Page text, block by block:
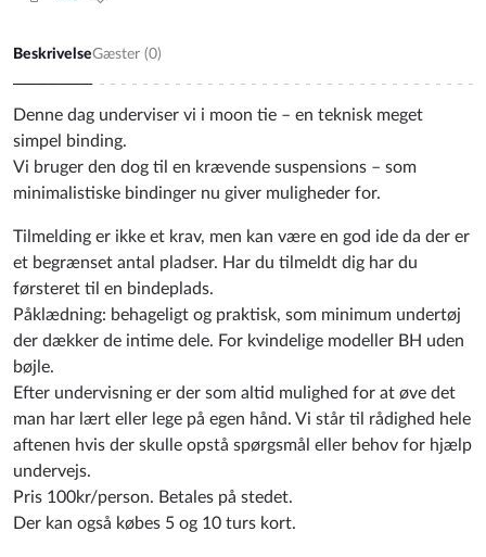
Plus rateMinus rate
BeskrivelseGæster (0)
Denne dag underviser vi i moon tie – en teknisk meget
simpel binding.
Vi bruger den dog til en krævende suspensions – som
minimalistiske bindinger nu giver muligheder for.
Tilmelding er ikke et krav, men kan være en god ide da der er
et begrænset antal pladser. Har du tilmeldt dig har du
førsteret til en bindeplads.
Påklædning: behageligt og praktisk, som minimum undertøj
der dækker de intime dele. For kvindelige modeller BH uden
bøjle.
Efter undervisning er der som altid mulighed for at øve det
man har lært eller lege på egen hånd. Vi står til rådighed hele
aftenen hvis der skulle opstå spørgsmål eller behov for hjælp
undervejs.
Pris 100kr/person. Betales på stedet.
Der kan også købes 5 og 10 turs kort.